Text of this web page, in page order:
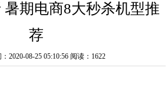
期电商8大秒杀机型推
荐
2020-08-25 05:10:56 阅读：1622